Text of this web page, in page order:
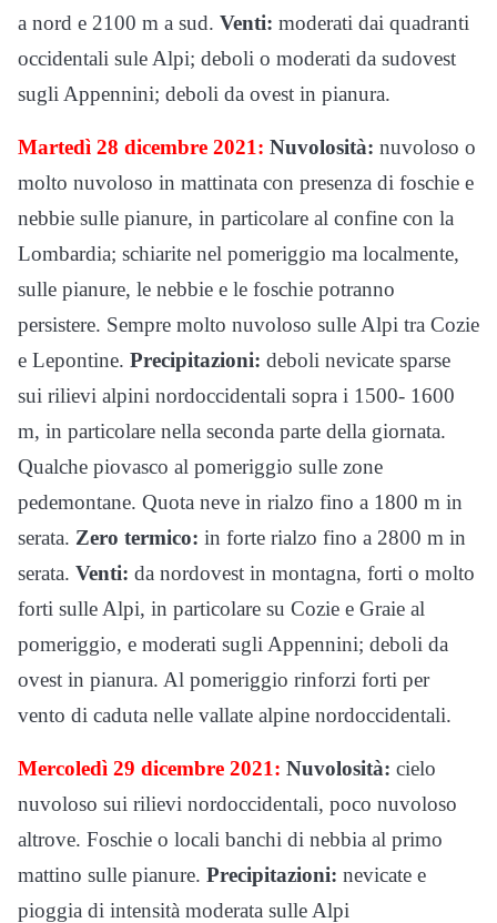
a nord e 2100 m a sud. Venti: moderati dai quadranti
occidentali sule Alpi; deboli o moderati da sudovest
sugli Appennini; deboli da ovest in pianura.
Martedì 28 dicembre 2021: Nuvolosità: nuvoloso o
molto nuvoloso in mattinata con presenza di foschie e
nebbie sulle pianure, in particolare al confine con la
Lombardia; schiarite nel pomeriggio ma localmente,
sulle pianure, le nebbie e le foschie potranno
persistere. Sempre molto nuvoloso sulle Alpi tra Cozie
e Lepontine. Precipitazioni: deboli nevicate sparse
sui rilievi alpini nordoccidentali sopra i 1500- 1600
m, in particolare nella seconda parte della giornata.
Qualche piovasco al pomeriggio sulle zone
pedemontane. Quota neve in rialzo fino a 1800 m in
serata. Zero termico: in forte rialzo fino a 2800 m in
serata. Venti: da nordovest in montagna, forti o molto
forti sulle Alpi, in particolare su Cozie e Graie al
pomeriggio, e moderati sugli Appennini; deboli da
ovest in pianura. Al pomeriggio rinforzi forti per
vento di caduta nelle vallate alpine nordoccidentali.
Mercoledì 29 dicembre 2021: Nuvolosità: cielo
nuvoloso sui rilievi nordoccidentali, poco nuvoloso
altrove. Foschie o locali banchi di nebbia al primo
mattino sulle pianure. Precipitazioni: nevicate e
pioggia di intensità moderata sulle Alpi